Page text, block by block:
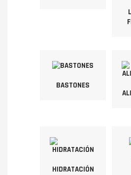
BASTONES
HIDRATACIÓN